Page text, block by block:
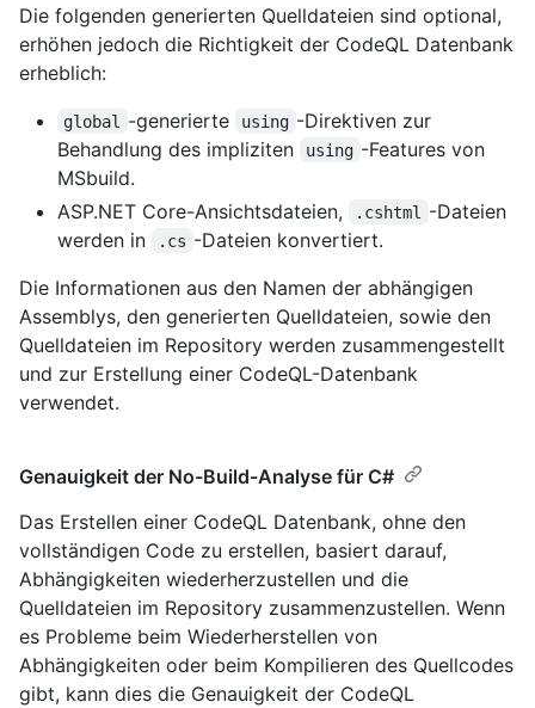
Die folgenden generierten Quelldateien sind optional,
erhöhen jedoch die Richtigkeit der CodeQL Datenbank
erheblich:
global -generierte using -Direktiven zur
Behandlung des impliziten
using -Features von
MSbuild.
ASP.NET Core-Ansichtsdateien,
.cshtml
-Dateien
werden in
.cs -Dateien konvertiert.
Die Informationen aus den Namen der abhängigen
Assemblys, den generierten Quelldateien, sowie den
Quelldateien im Repository werden zusammengestellt
und zur Erstellung einer CodeQL-Datenbank
verwendet.
Genauigkeit der No-Build-Analyse für C#
Das Erstellen einer CodeQL Datenbank, ohne den
vollständigen Code zu erstellen, basiert darauf,
Abhängigkeiten wiederherzustellen und die
Quelldateien im Repository zusammenzustellen. Wenn
es Probleme beim Wiederherstellen von
Abhängigkeiten oder beim Kompilieren des Quellcodes
gibt, kann dies die Genauigkeit der CodeQL